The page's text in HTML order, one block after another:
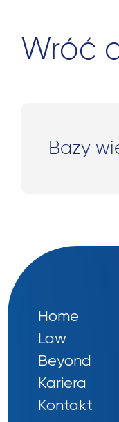
Wróć
Bazy
Home
Law
Beyond
Kariera
Kontakt